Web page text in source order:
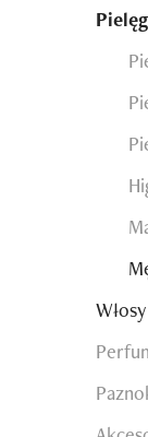
Włosy